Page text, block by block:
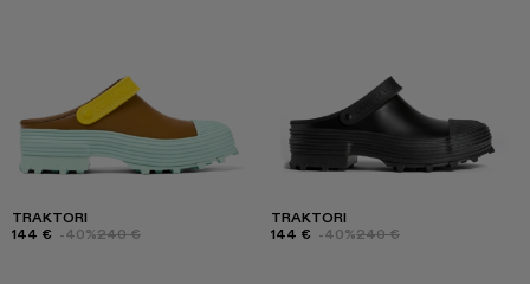
TRAKTORI
144 € -40%240 €
TRAKTORI
144 € -40%240 €